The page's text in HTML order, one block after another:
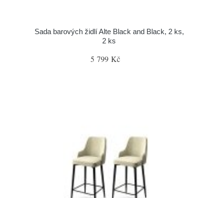
Sada barových židlí Alte Black and Black, 2 ks,
2 ks
5 799 Kč